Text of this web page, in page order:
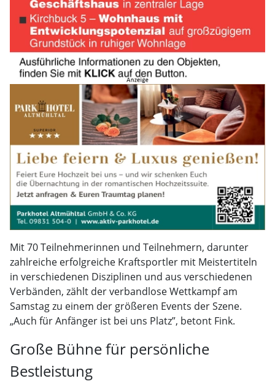
Mit 70 Teilnehmerinnen und Teilnehmern, darunter
zahlreiche erfolgreiche Kraftsportler mit Meistertiteln
in verschiedenen Disziplinen und aus verschiedenen
Verbänden, zählt der verbandlose Wettkampf am
Samstag zu einem der größeren Events der Szene.
„Auch für Anfänger ist bei uns Platz”, betont Fink.
Große Bühne für persönliche
Bestleistung